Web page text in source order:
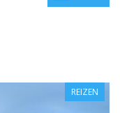
REIZEN